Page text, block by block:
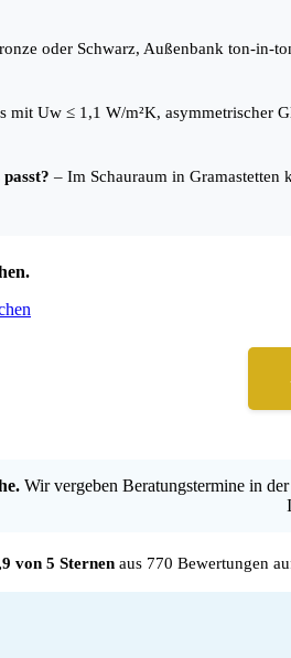
oder Schwarz, Außenbank ton-in-
mit Uw ≤ 1,1 W/m²K, asymmetrischer
– Im Schauraum in Gramastetten
Wir vergeben Beratungstermine in
von 5 Sternen aus 770 Bewertungen